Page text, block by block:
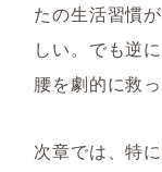
たの生活習慣
しい。でも逆に
腰を劇的に救
次章では、特